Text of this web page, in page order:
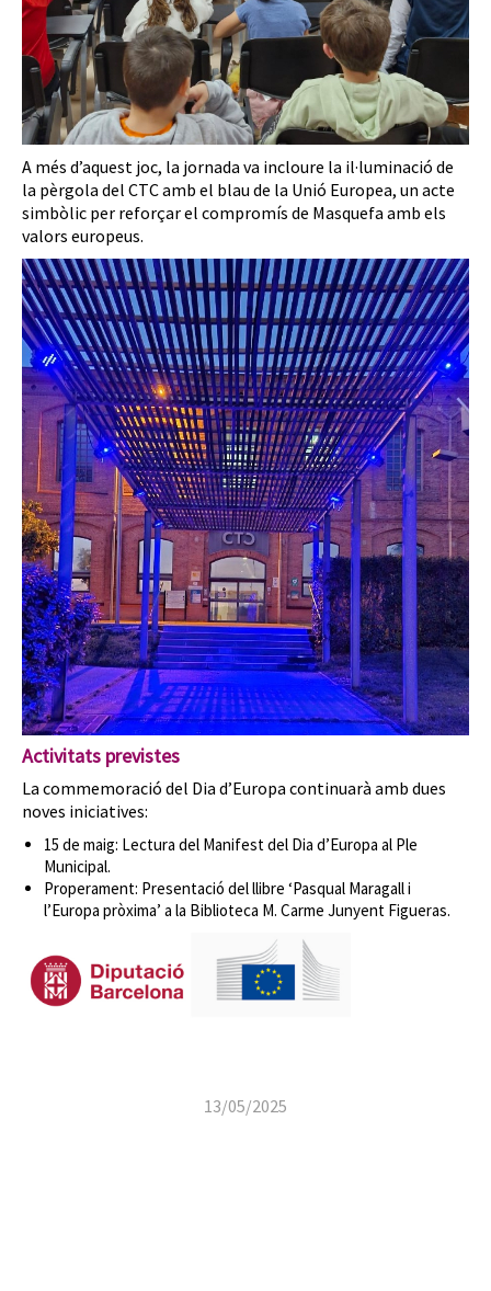
A més d’aquest joc, la jornada va incloure la il·luminació de
la pèrgola del CTC amb el blau de la Unió Europea, un acte
simbòlic per reforçar el compromís de Masquefa amb els
valors europeus.
Activitats previstes
La commemoració del Dia d’Europa continuarà amb dues
noves iniciatives:
15 de maig: Lectura del Manifest del Dia d’Europa al Ple
Municipal.
Properament: Presentació del llibre ‘Pasqual Maragall i
l’Europa pròxima’ a la Biblioteca M. Carme Junyent Figueras.
13/05/2025